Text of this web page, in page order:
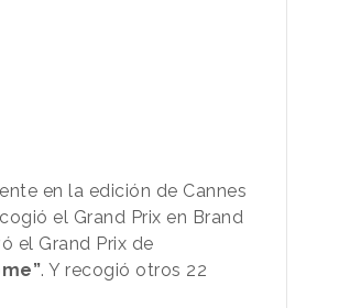
en la edición de Cannes
el Grand Prix en Brand
el Grand Prix de
. Y recogió otros 22